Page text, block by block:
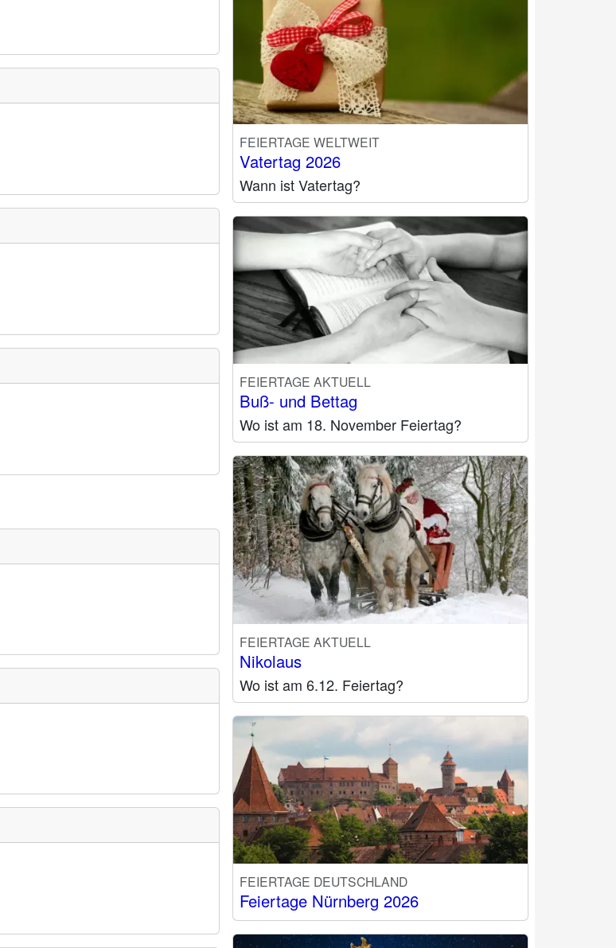
FEIERTAGE WELTWEIT
Vatertag 2026
Wann ist Vatertag?
FEIERTAGE AKTUELL
Buß- und Bettag
Wo ist am 18. November Feiertag?
FEIERTAGE AKTUELL
Nikolaus
Wo ist am 6.12. Feiertag?
FEIERTAGE DEUTSCHLAND
Feiertage Nürnberg 2026